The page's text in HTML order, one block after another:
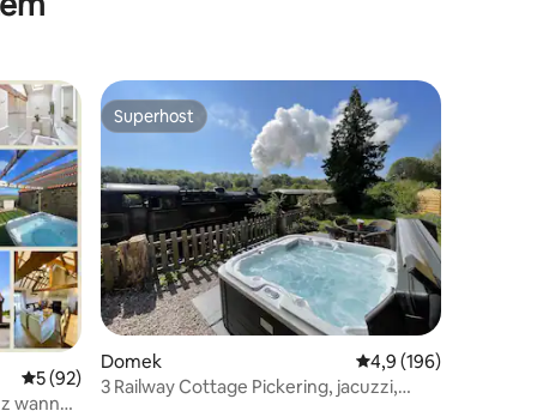
gości
Średnia ocena: 5 na 5, liczba recenzji: 92
5 (92)
wanną
Superhost
Superhost
Domek Średnia ocena: 4,9
4,9 (196)
3 Railway Cottage Pickering, jacuzzi,